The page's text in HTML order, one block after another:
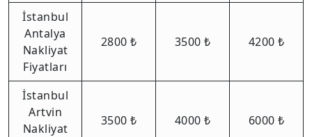
İstanbul
Antalya
Nakliyat
Fiyatları
2800 ₺ 3500 ₺ 4200 ₺
İstanbul
Artvin
Nakliyat
3500 ₺ 4000 ₺ 6000 ₺